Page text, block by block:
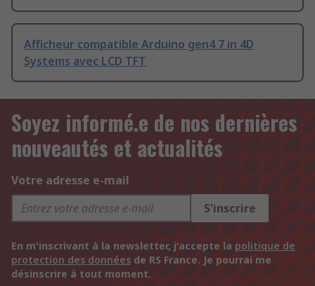
Afficheur compatible Arduino gen4 7 in 4D
Systems avec LCD TFT
Soyez informé.e de nos dernières
nouveautés et actualités
Votre adresse e-mail
S'inscrire
En m'inscrivant à la newsletter, j'accepte la politique de
protection des données de RS France. Je pourrai me
désinscrire à tout moment.